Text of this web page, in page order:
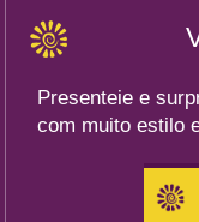
Presenteie e
com muito estilo